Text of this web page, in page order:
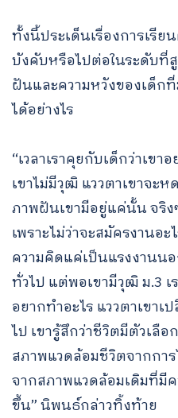
ทั้งนี้ประเด็นเรื่องการเรี
บังคับหรือไปต่อในระดับ
ฝันและความหวังของเด็ก
ได้อย่างไร
“เวลาเราคุยกับเด็กว่าเข
เขาไม่มีวุฒิ แววตาเขาจะ
ภาพฝันเขามีอยู่แค่นั้น จริง
เพราะไม่ว่าจะสมัครงานอ
ความคิดแค่เป็นแรงงานน
ทั่วไป แต่พอเขามีวุฒิ ม.3 เ
อยากทำอะไร แววตาเขา
ไป เขารู้สึกว่าชีวิตมีตัวเลื
สภาพแวดล้อมชีวิตจากกา
จากสภาพแวดล้อมเดิมที่มี
ขึ้น” นิพนธ์กล่าวทิ้งท้าย